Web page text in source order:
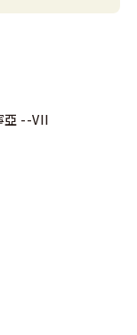
怎麼做？
視下去
亞 --VII